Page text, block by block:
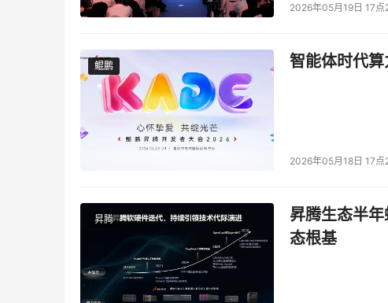
具，让软件开发“all in one”，更大幅度地降低开发门
很大，已经接入字节的AI编程产品TRAE内测，新模型
据洪定坤透露，在字节内部，超过80%的工程师在使
谭待认为，技术主体经历了三个时代变化，AI时代会
Web，移动时代是APP，AI时代则是Agent。Agent
本文来源于DOIT传媒，文章内容仅供参考，不构成投资建议。
2026年05月19日 17点
鲲鹏
鲲鹏 智能体时代
2026年05月18日 17点
昇腾
昇腾生态半
态根基